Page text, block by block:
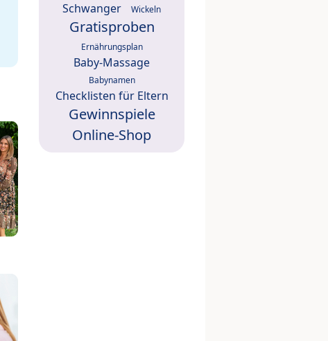
Schwanger Wickeln
Gratisproben
Ernährungsplan
Baby-Massage
Babynamen
Checklisten für Eltern
Gewinnspiele
Online-Shop